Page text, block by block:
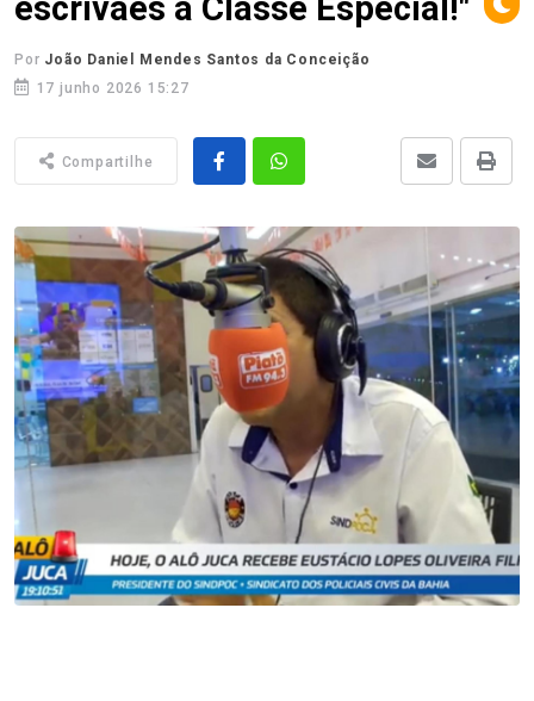
escrivães à Classe Especial!"
Por João Daniel Mendes Santos da Conceição
17 junho 2026 15:27
Compartilhe